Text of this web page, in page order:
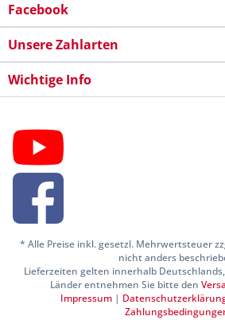
Facebook
Unsere Zahlarten
Wichtige Info
* Alle Preise inkl. gesetzl. Mehrwertsteuer
nicht anders
Lieferzeiten gelten innerhalb
Länder entnehmen Sie bitte den
Impressum |